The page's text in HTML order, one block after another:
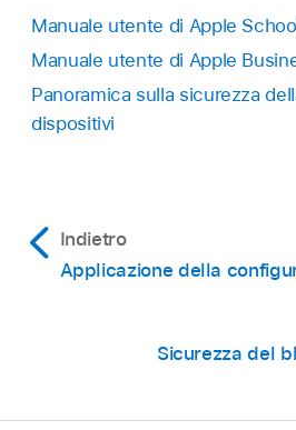
Manuale utente di Apple
Manuale utente di Apple
Panoramica sulla sicurezza
dispositivi
Indietro
Applicazione della
Sicurezza del